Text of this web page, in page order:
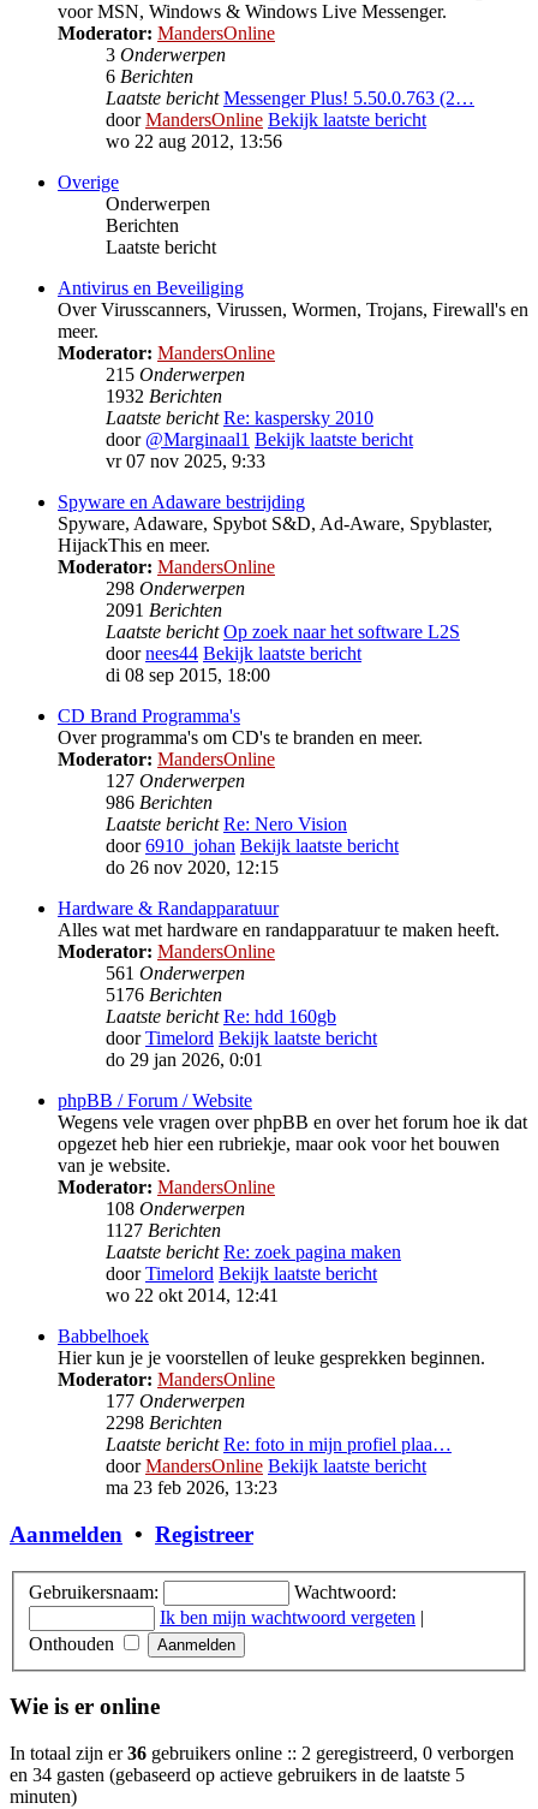
voor MSN, Windows & Windows Live Messenger.
Moderator: MandersOnline
3 Onderwerpen
6 Berichten
Laatste bericht Messenger Plus! 5.50.0.763 (2…
doorMandersOnline Bekijk laatste bericht
wo 22 aug 2012, 13:56
Overige
Onderwerpen
Berichten
Laatste bericht
Antivirus en Beveiliging
Over Virusscanners, Virussen, Wormen, Trojans, Firewall's en
meer.
Moderator: MandersOnline
215 Onderwerpen
1932 Berichten
Laatste bericht Re: kaspersky 2010
door @Marginaal1 Bekijk laatste bericht
vr 07 nov 2025, 9:33
Spyware en Adaware bestrijding
Spyware, Adaware, Spybot S&D, Ad-Aware, Spyblaster,
HijackThis en meer.
Moderator: MandersOnline
298 Onderwerpen
2091 Berichten
Laatste bericht Op zoek naar het software L2S
doornees44 Bekijk laatste bericht
di 08 sep 2015, 18:00
CD Brand Programma's
Over programma's om CD's te branden en meer.
Moderator: MandersOnline
127 Onderwerpen
986 Berichten
Laatste bericht Re: Nero Vision
door6910_johan Bekijk laatste bericht
do 26 nov 2020, 12:15
Hardware & Randapparatuur
Alles wat met hardware en randapparatuur te maken heeft.
Moderator: MandersOnline
561 Onderwerpen
5176 Berichten
Laatste bericht Re: hdd 160gb
doorTimelord Bekijk laatste bericht
do 29 jan 2026, 0:01
phpBB / Forum / Website
Wegens vele vragen over phpBB en over het forum hoe ik dat
opgezet heb hier een rubriekje, maar ook voor het bouwen
van je website.
Moderator: MandersOnline
108 Onderwerpen
1127 Berichten
Laatste bericht Re: zoek pagina maken
doorTimelord Bekijk laatste bericht
wo 22 okt 2014, 12:41
Babbelhoek
Hier kun je je voorstellen of leuke gesprekken beginnen.
Moderator: MandersOnline
177 Onderwerpen
2298 Berichten
Laatste bericht Re: foto in mijn profiel plaa…
doorMandersOnline Bekijk laatste bericht
ma 23 feb 2026, 13:23
Aanmelden • Registreer
Gebruikersnaam:
Wachtwoord:
Ik ben mijn wachtwoord vergeten |
Onthouden
Wie is er online
In totaal zijn er36 gebruikers online :: 2 geregistreerd, 0 verborgen
en 34 gasten (gebaseerd op actieve gebruikers in de laatste 5
minuten)